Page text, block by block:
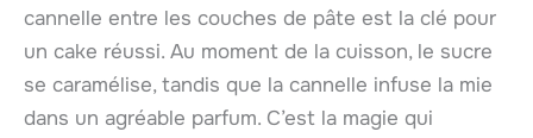
cannelle entre les couches de pâte est la clé pour
un cake réussi. Au moment de la cuisson, le sucre
se caramélise, tandis que la cannelle infuse la mie
dans un agréable parfum. C’est la magie qui